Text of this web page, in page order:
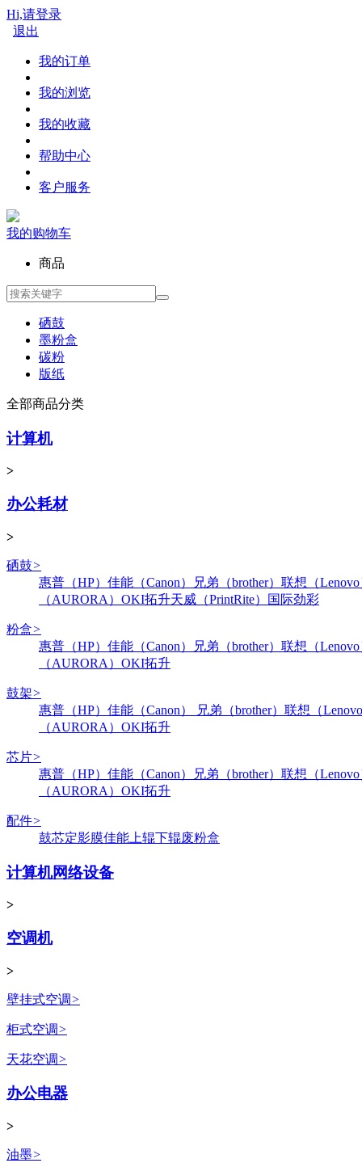
Hi,请登录
退出
我的订单
我的浏览
我的收藏
帮助中心
客户服务
我的购物车
商品
硒鼓
墨粉盒
碳粉
版纸
全部商品分类
计算机
>
办公耗材
>
硒鼓>
惠普（HP） 佳能（Canon） 兄弟（brother） 联想（
（AURORA） OKI拓升天威（PrintRite） 国际劲彩
粉盒>
惠普（HP） 佳能（Canon） 兄弟（brother） 联想（
（AURORA） OKI拓升
鼓架>
惠普（HP） 佳能（Canon） 兄弟（brother） 联想（
（AURORA） OKI拓升
芯片>
惠普（HP） 佳能（Canon） 兄弟（brother） 联想（
（AURORA） OKI拓升
配件>
鼓芯定影膜佳能 上辊下辊废粉盒
计算机网络设备
>
空调机
>
壁挂式空调>
柜式空调>
天花空调>
办公电器
>
油墨>